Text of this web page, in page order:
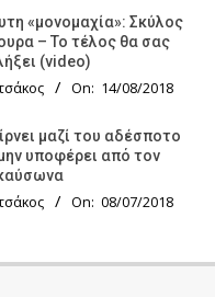
«μονομαχία»: Σκύλος
– Το τέλος θα σας
(video)
On: 14/08/2018
μαζί του αδέσποτο
υποφέρει από τον
On: 08/07/2018